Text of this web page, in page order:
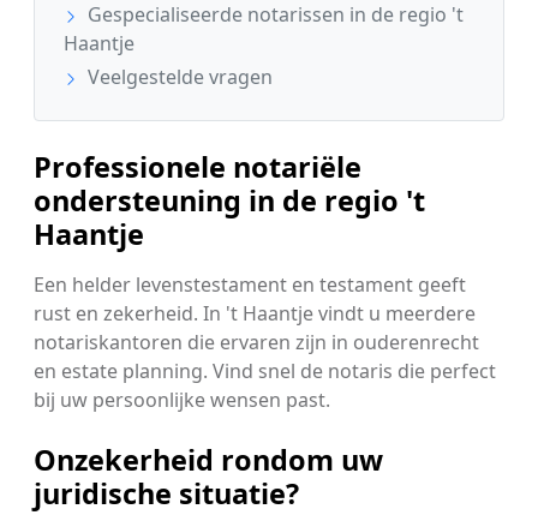
Gespecialiseerde notarissen in de regio 't
Haantje
Veelgestelde vragen
Professionele notariële
ondersteuning in de regio 't
Haantje
Een helder levenstestament en testament geeft
rust en zekerheid. In 't Haantje vindt u meerdere
notariskantoren die ervaren zijn in ouderenrecht
en estate planning. Vind snel de notaris die perfect
bij uw persoonlijke wensen past.
Onzekerheid rondom uw
juridische situatie?